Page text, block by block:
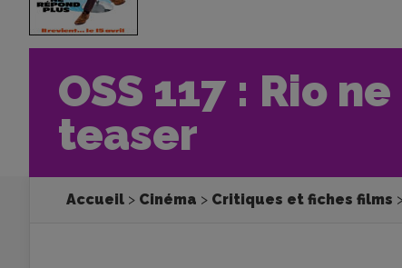
OSS 117 : Rio
teaser
Accueil Cinéma Critiques et fiches films